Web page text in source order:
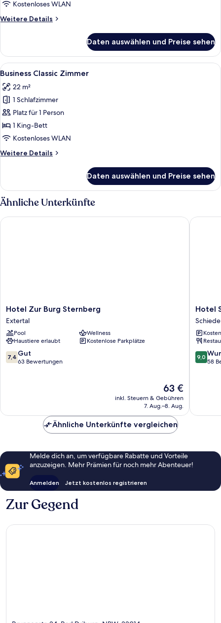
Kostenloses WLAN
Weitere Details
Weitere
Komfort
Zimmer
Daten auswählen und Preise sehen
Alle
Fotos
für
Business
Classic
Zimmer
anzeigen
Ein Hotelzimmer mit einem großen
1
Business Classic Zimmer
22 m²
1 Schlafzimmer
Platz für 1 Person
1 King-Bett
Kostenloses WLAN
Weitere Details
Weitere
Classic
Zimmer
Daten auswählen und Preise sehen
Ähnliche Unterkünfte
Hotel
Zur
Burg
Sternberg
Extertal
Hotel Zur Burg Sternberg
Extertal
Pool
Wellness
Haustiere erlaubt
Kostenlose Parkplätze
7.4
von
7,4 Gut
63 Bewertungen
Der
Preis
beträgt
63 €
inkl. Steuern & Gebühren
7. Aug.–8. Aug.
Hotel Zur Burg Sternberg
Hotel
Hotel
9.0
von
9,0
58
Hotel
Ähnliche Unterkünfte vergleichen
Melde dich an, um verfügbare Rabatte und Vorteile
anzuzeigen. Mehr Prämien für noch mehr Abenteuer!
Anmelden Jetzt kostenlos registrieren
Zur Gegend